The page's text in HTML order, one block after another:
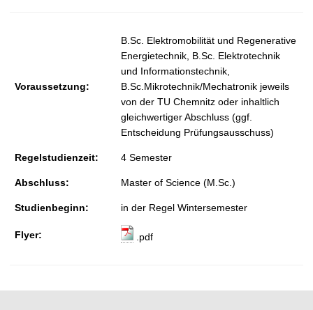
Voraussetzung:
B.Sc. Elektromobilität und Regenerative
Energietechnik, B.Sc. Elektrotechnik
und Informationstechnik,
B.Sc.Mikrotechnik/Mechatronik jeweils
von der TU Chemnitz oder inhaltlich
gleichwertiger Abschluss (ggf.
Entscheidung Prüfungsausschuss)
Regelstudienzeit: 4 Semester
Abschluss: Master of Science (M.Sc.)
Studienbeginn: in der Regel Wintersemester
Flyer: .pdf